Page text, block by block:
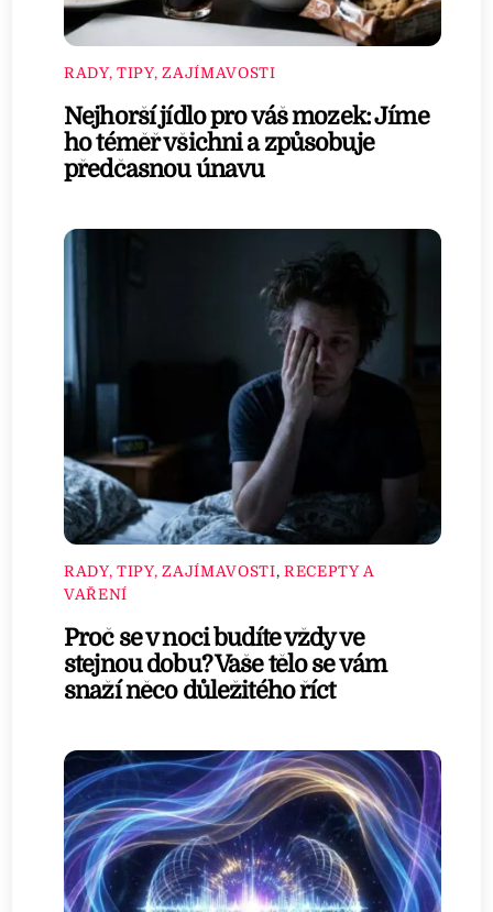
RADY, TIPY, ZAJÍMAVOSTI
Nejhorší jídlo pro váš mozek: Jíme
ho téměř všichni a způsobuje
předčasnou únavu
RADY, TIPY, ZAJÍMAVOSTI, RECEPTY A
VAŘENÍ
Proč se v noci budíte vždy ve
stejnou dobu? Vaše tělo se vám
snaží něco důležitého říct